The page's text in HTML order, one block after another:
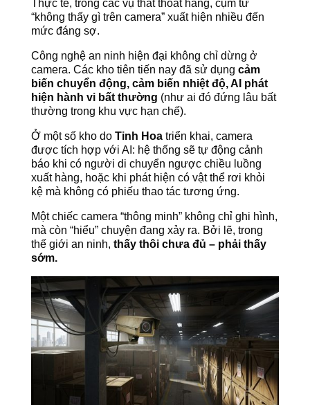
Thực tế, trong các vụ thất thoát hàng, cụm từ
“không thấy gì trên camera” xuất hiện nhiều đến
mức đáng sợ.
Công nghệ an ninh hiện đại không chỉ dừng ở
camera. Các kho tiên tiến nay đã sử dụng cảm
biến chuyển động, cảm biến nhiệt độ, AI phát
hiện hành vi bất thường (như ai đó đứng lâu bất
thường trong khu vực hạn chế).
Ở một số kho do Tinh Hoatriển khai, camera
được tích hợp với AI: hệ thống sẽ tự động cảnh
báo khi có người di chuyển ngược chiều luồng
xuất hàng, hoặc khi phát hiện có vật thể rơi khỏi
kệ mà không có phiếu thao tác tương ứng.
Một chiếc camera “thông minh” không chỉ ghi hình,
mà còn “hiểu” chuyện đang xảy ra. Bởi lẽ, trong
thế giới an ninh, thấy thôi chưa đủ – phải thấy
sớm.